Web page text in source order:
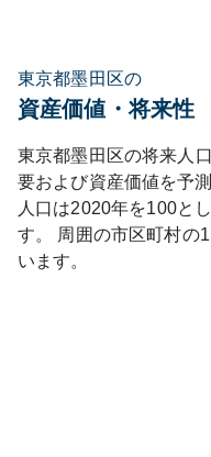
東京都墨田区の
資産価値・将来性
東京都墨田区の将来人
要および資産価値を予
人口は2020年を100と
す。
周囲の市区町村の
います。